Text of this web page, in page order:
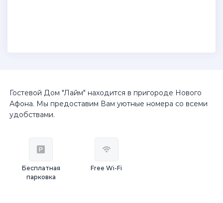
Гостевой Дом "Лайм" находится в пригороде Нового
Афона. Мы предоставим Вам уютные номера со всеми
удобствами.
Бесплатная
парковка
Free Wi-Fi